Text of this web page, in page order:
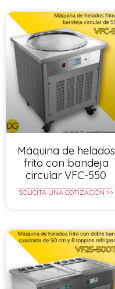
Máquina de helados
frito con bandeja
circular VFC-550
SOLICITA UNA COTIZACIÓN >>